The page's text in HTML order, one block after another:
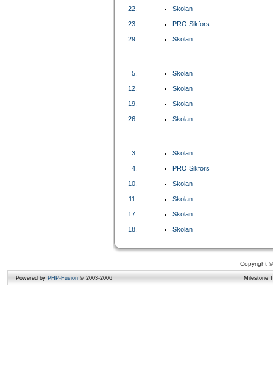
22. Skolan
23. PRO Sikfors
29. Skolan
5. Skolan
12. Skolan
19. Skolan
26. Skolan
3. Skolan
4. PRO Sikfors
10. Skolan
11. Skolan
17. Skolan
18. Skolan
Copyright
Powered by PHP-Fusion © 2003-2006 Milestone